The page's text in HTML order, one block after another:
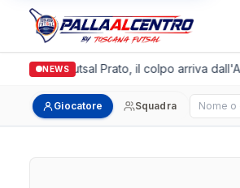
NEWS
Italgronda Futsal Prato, il colpo arriva
Giocatore Squadra Cerca